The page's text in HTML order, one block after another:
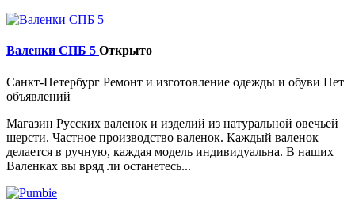
Валенки СПБ 5 Открыто
Санкт-Петербург Ремонт и изготовление одежды и обуви Нет
объявлений
Магазин Русских валенок и изделий из натуральной овечьей
шерсти. Частное производство валенок. Каждый валенок
делается в ручную, каждая модель индивидуальна. В наших
Валенках вы вряд ли останетесь...